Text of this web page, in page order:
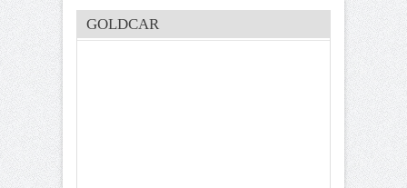
GOLDCAR